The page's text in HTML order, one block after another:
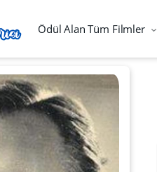
Ödül Alan Tüm Filmler